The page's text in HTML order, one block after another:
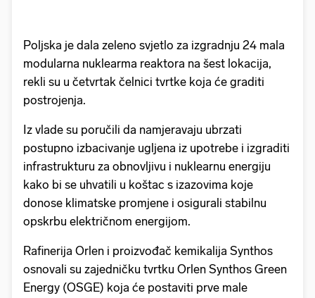
Poljska je dala zeleno svjetlo za izgradnju 24 mala
modularna nuklearma reaktora na šest lokacija,
rekli su u četvrtak čelnici tvrtke koja će graditi
postrojenja.
Iz vlade su poručili da namjeravaju ubrzati
postupno izbacivanje ugljena iz upotrebe i izgraditi
infrastrukturu za obnovljivu i nuklearnu energiju
kako bi se uhvatili u koštac s izazovima koje
donose klimatske promjene i osigurali stabilnu
opskrbu električnom energijom.
Rafinerija Orlen i proizvođač kemikalija Synthos
osnovali su zajedničku tvrtku Orlen Synthos Green
Energy (OSGE) koja će postaviti prve male